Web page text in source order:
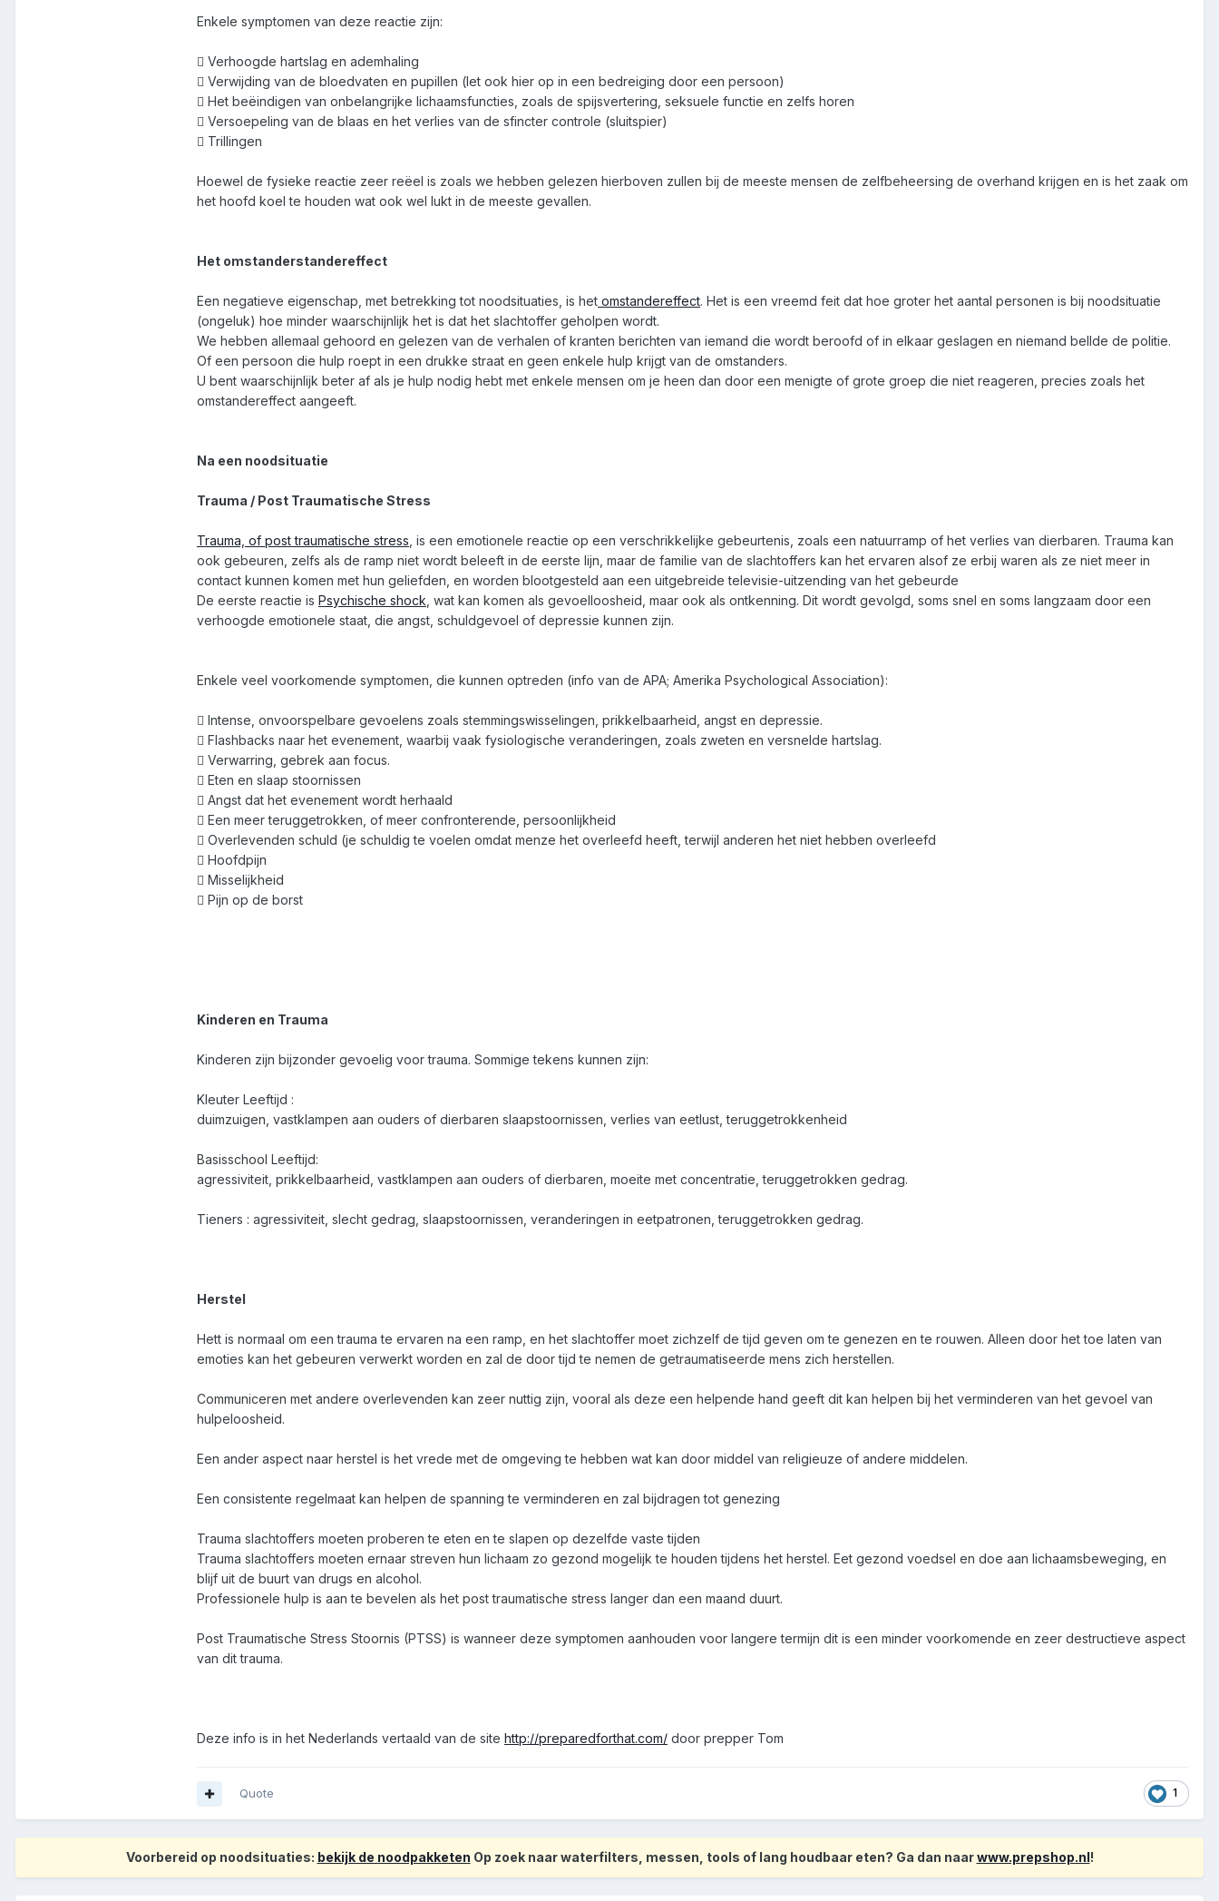
Enkele symptomen van deze reactie zijn:
 Verhoogde hartslag en ademhaling
 Verwijding van de bloedvaten en pupillen (let ook hier op in een bedreiging door een persoon)
 Het beëindigen van onbelangrijke lichaamsfuncties, zoals de spijsvertering, seksuele functie en zelfs horen
 Versoepeling van de blaas en het verlies van de sfincter controle (sluitspier)
 Trillingen
Hoewel de fysieke reactie zeer reëel is zoals we hebben gelezen hierboven zullen bij de meeste mensen de zelfbeheersing de overhand krijgen en is het zaak om
het hoofd koel te houden wat ook wel lukt in de meeste gevallen.
Het omstanderstandereffect
Een negatieve eigenschap, met betrekking tot noodsituaties, is het omstandereffect. Het is een vreemd feit dat hoe groter het aantal personen is bij noodsituatie
(ongeluk) hoe minder waarschijnlijk het is dat het slachtoffer geholpen wordt.
We hebben allemaal gehoord en gelezen van de verhalen of kranten berichten van iemand die wordt beroofd of in elkaar geslagen en niemand bellde de politie.
Of een persoon die hulp roept in een drukke straat en geen enkele hulp krijgt van de omstanders.
U bent waarschijnlijk beter af als je hulp nodig hebt met enkele mensen om je heen dan door een menigte of grote groep die niet reageren, precies zoals het
omstandereffect aangeeft.
Na een noodsituatie
Trauma / Post Traumatische Stress
Trauma, of post traumatische stress , is een emotionele reactie op een verschrikkelijke gebeurtenis, zoals een natuurramp of het verlies van dierbaren. Trauma kan
ook gebeuren, zelfs als de ramp niet wordt beleeft in de eerste lijn, maar de familie van de slachtoffers kan het ervaren alsof ze erbij waren als ze niet meer in
contact kunnen komen met hun geliefden, en worden blootgesteld aan een uitgebreide televisie-uitzending van het gebeurde
De eerste reactie is Psychische shock , wat kan komen als gevoelloosheid, maar ook als ontkenning. Dit wordt gevolgd, soms snel en soms langzaam door een
verhoogde emotionele staat, die angst, schuldgevoel of depressie kunnen zijn.
Enkele veel voorkomende symptomen, die kunnen optreden (info van de APA; Amerika Psychological Association):
 Intense, onvoorspelbare gevoelens zoals stemmingswisselingen, prikkelbaarheid, angst en depressie.
 Flashbacks naar het evenement, waarbij vaak fysiologische veranderingen, zoals zweten en versnelde hartslag.
 Verwarring, gebrek aan focus.
 Eten en slaap stoornissen
 Angst dat het evenement wordt herhaald
 Een meer teruggetrokken, of meer confronterende, persoonlijkheid
 Overlevenden schuld (je schuldig te voelen omdat menze het overleefd heeft, terwijl anderen het niet hebben overleefd
 Hoofdpijn
 Misselijkheid
 Pijn op de borst
Kinderen en Trauma
Kinderen zijn bijzonder gevoelig voor trauma. Sommige tekens kunnen zijn:
Kleuter Leeftijd :
duimzuigen, vastklampen aan ouders of dierbaren slaapstoornissen, verlies van eetlust, teruggetrokkenheid
Basisschool Leeftijd:
agressiviteit, prikkelbaarheid, vastklampen aan ouders of dierbaren, moeite met concentratie, teruggetrokken gedrag.
Tieners : agressiviteit, slecht gedrag, slaapstoornissen, veranderingen in eetpatronen, teruggetrokken gedrag.
Herstel
Hett is normaal om een trauma te ervaren na een ramp, en het slachtoffer moet zichzelf de tijd geven om te genezen en te rouwen. Alleen door het toe laten van
emoties kan het gebeuren verwerkt worden en zal de door tijd te nemen de getraumatiseerde mens zich herstellen.
Communiceren met andere overlevenden kan zeer nuttig zijn, vooral als deze een helpende hand geeft dit kan helpen bij het verminderen van het gevoel van
hulpeloosheid.
Een ander aspect naar herstel is het vrede met de omgeving te hebben wat kan door middel van religieuze of andere middelen.
Een consistente regelmaat kan helpen de spanning te verminderen en zal bijdragen tot genezing
Trauma slachtoffers moeten proberen te eten en te slapen op dezelfde vaste tijden
Trauma slachtoffers moeten ernaar streven hun lichaam zo gezond mogelijk te houden tijdens het herstel. Eet gezond voedsel en doe aan lichaamsbeweging, en
blijf uit de buurt van drugs en alcohol.
Professionele hulp is aan te bevelen als het post traumatische stress langer dan een maand duurt.
Post Traumatische Stress Stoornis (PTSS) is wanneer deze symptomen aanhouden voor langere termijn dit is een minder voorkomende en zeer destructieve aspect
van dit trauma.
Deze info is in het Nederlands vertaald van de site http://preparedforthat.com/ door prepper Tom
1
Quote
Voorbereid op noodsituaties: bekijk de noodpakketen Op zoek naar waterfilters, messen, tools of lang houdbaar eten? Ga dan naarwww.prepshop.nl!